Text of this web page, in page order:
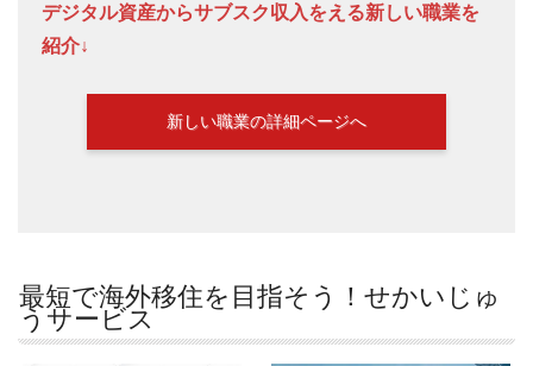
デジタル資産からサブスク収入をえる新しい職業を
紹介↓
新しい職業の詳細ページへ
最短で海外移住を目指そう！せかいじゅ
うサービス